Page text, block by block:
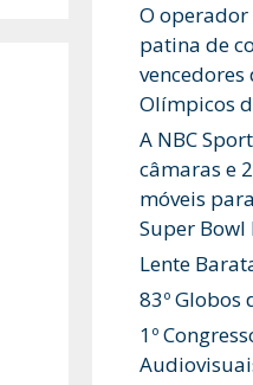
O
patina de
vencedores
Olímpicos
A NBC
câmaras e
móveis
Super Bowl
Lente
83º Globos
1º